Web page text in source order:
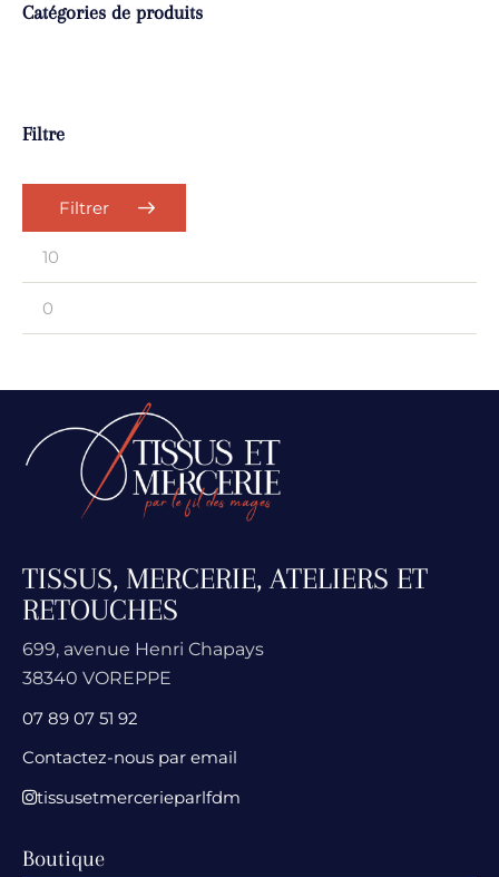
Catégories de produits
Filtre
Filtrer
TISSUS, MERCERIE, ATELIERS ET
RETOUCHES
699, avenue Henri Chapays
38340 VOREPPE
07 89 07 51 92
Contactez-nous par email
tissusetmercerieparlfdm
Boutique